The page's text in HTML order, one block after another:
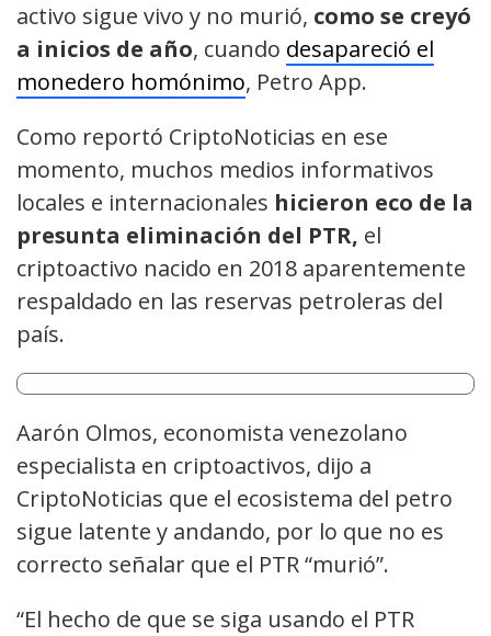
activo sigue vivo y no murió, como se creyó
a inicios de año, cuando desapareció el
monedero homónimo, Petro App.
Como reportó CriptoNoticias en ese
momento, muchos medios informativos
locales e internacionales hicieron eco de la
presunta eliminación del PTR, el
criptoactivo nacido en 2018 aparentemente
respaldado en las reservas petroleras del
país.
Aarón Olmos, economista venezolano
especialista en criptoactivos, dijo a
CriptoNoticias que el ecosistema del petro
sigue latente y andando, por lo que no es
correcto señalar que el PTR “murió”.
“El hecho de que se siga usando el PTR